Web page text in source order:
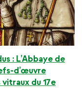
: L’Abbaye de
d’œuvre
du 17e